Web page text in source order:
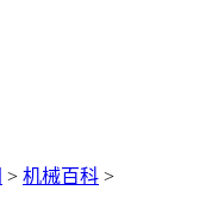
> 机械百科 >